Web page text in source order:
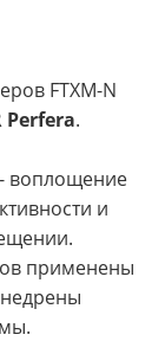
FTXM-N
Perfera.
воплощение
и
применены